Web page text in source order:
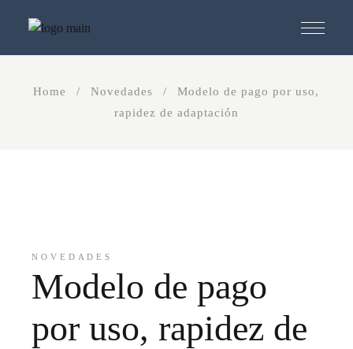
Home Novedades
Modelo de pago por uso,
rapidez de adaptación
NOVEDADES
Modelo de pago
por uso, rapidez de